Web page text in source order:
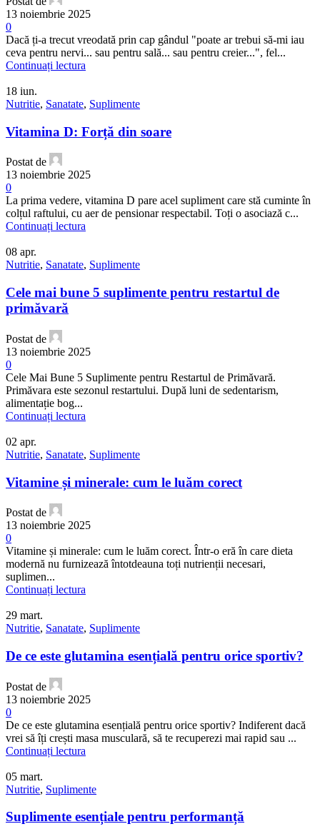
13 noiembrie 2025
0
Dacă ți-a trecut vreodată prin cap gândul "poate ar trebui să-mi iau
ceva pentru nervi... sau pentru sală... sau pentru creier...", fel...
Continuați lectura
18 iun.
Nutritie, Sanatate, Suplimente
Vitamina D: Forță din soare
Postat de
13 noiembrie 2025
0
La prima vedere, vitamina D pare acel supliment care stă cuminte în
colțul raftului, cu aer de pensionar respectabil. Toți o asociază c...
Continuați lectura
08 apr.
Nutritie, Sanatate, Suplimente
Cele mai bune 5 suplimente pentru restartul de
primăvară
Postat de
13 noiembrie 2025
0
Cele Mai Bune 5 Suplimente pentru Restartul de Primăvară.
Primăvara este sezonul restartului. După luni de sedentarism,
alimentație bog...
Continuați lectura
02 apr.
Nutritie, Sanatate, Suplimente
Vitamine și minerale: cum le luăm corect
Postat de
13 noiembrie 2025
0
Vitamine și minerale: cum le luăm corect. Într-o eră în care dieta
modernă nu furnizează întotdeauna toți nutrienții necesari,
suplimen...
Continuați lectura
29 mart.
Nutritie, Sanatate, Suplimente
De ce este glutamina esențială pentru orice sportiv?
Postat de
13 noiembrie 2025
0
De ce este glutamina esențială pentru orice sportiv? Indiferent dacă
vrei să îți crești masa musculară, să te recuperezi mai rapid sau ...
Continuați lectura
05 mart.
Nutritie, Suplimente
Suplimente esențiale pentru performanță